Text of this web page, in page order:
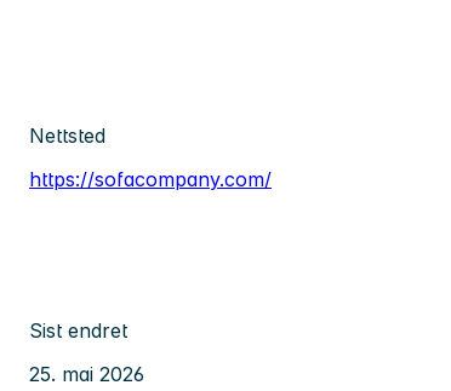
Nettsted
https://sofacompany.com/
Sist endret
25. mai 2026